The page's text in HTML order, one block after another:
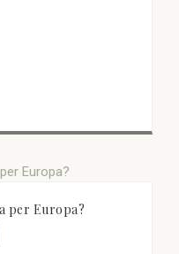
per Europa?